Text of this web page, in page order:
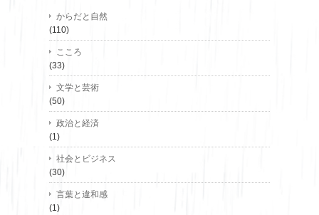
からだと自然
(110)
こころ
(33)
文学と芸術
(50)
政治と経済
(1)
社会とビジネス
(30)
言葉と違和感
(1)